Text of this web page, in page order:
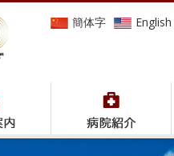
簡体字 English